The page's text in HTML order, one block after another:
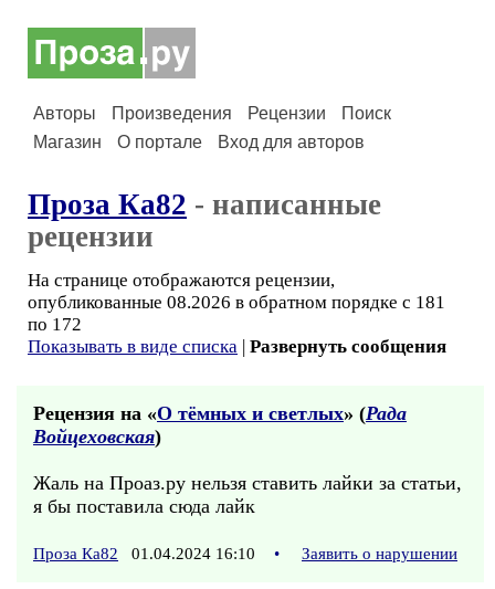
Авторы Произведения Рецензии
Поиск
Магазин
О портале Вход для авторов
Проза Ка82 - написанные
рецензии
На странице отображаются рецензии,
опубликованные 08.2026 в обратном порядке с 181
по 172
Показывать в виде списка | Развернуть сообщения
Рецензия на «О тёмных и светлых» (Рада
Войцеховская)
Жаль на Проаз.ру нельзя ставить лайки за статьи,
я бы поставила сюда лайк
Проза Ка82 01.04.2024 16:10 • Заявить о нарушении